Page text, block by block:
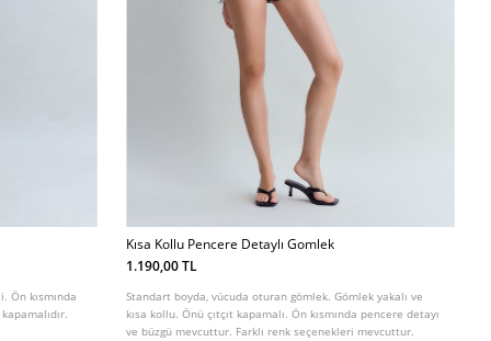
Ön kısmında
Kısa Kollu Pencere Detaylı Gomlek
1.190,00 TL
Standart boyda, vücuda oturan gömlek. Gömlek yakalı ve
kısa kollu. Önü çıtçıt kapamalı. Ön kısmında pencere detayı
ve büzgü mevcuttur. Farklı renk seçenekleri mevcuttur.